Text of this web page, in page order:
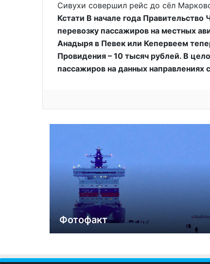
Сивухи совершил рейс до сёл
Кстати В начале года
перевозку пассажиров на местных
Анадыря в Певек или Кепервеем
Провидения – 10 тысяч рублей. В
пассажиров на данных направлениях
Фотофакт